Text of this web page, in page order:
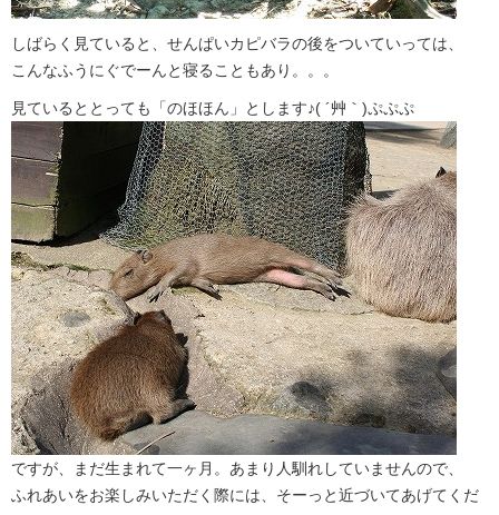
しばらく見ていると、せんぱいカピバラの後をついていっては、
こんなふうにぐでーんと寝ることもあり。。。
見ているととっても「のほほん」とします♪( ´艸｀)ぷぷぷ
ですが、まだ生まれて一ヶ月。あまり人馴れしていませんので、
ふれあいをお楽しみいただく際には、そーっと近づいてあげてくだ